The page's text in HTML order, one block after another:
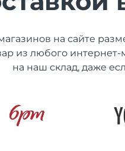
на сайте
из любого
на наш склад, даже